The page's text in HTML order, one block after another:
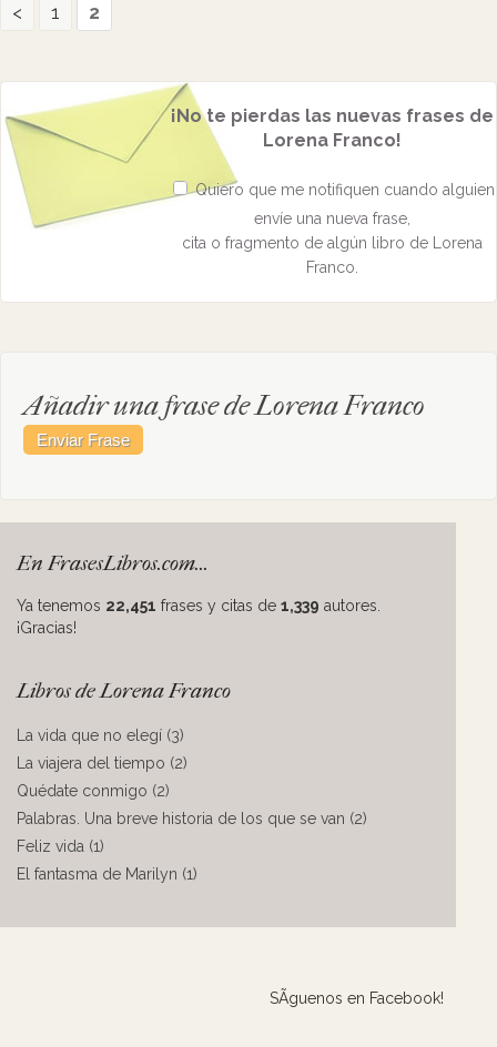
< 1 2
¡No te pierdas las nuevas frases de
Lorena Franco!
Quiero que me notifiquen cuando alguien
envíe una nueva frase,
cita o fragmento de algún libro de Lorena
Franco.
Añadir una frase de Lorena Franco
En FrasesLibros.com...
Ya tenemos 22,451 frases y citas de 1,339 autores.
¡Gracias!
Libros de Lorena Franco
La vida que no elegí (3)
La viajera del tiempo (2)
Quédate conmigo (2)
Palabras. Una breve historia de los que se van (2)
Feliz vida (1)
El fantasma de Marilyn (1)
SÃ­guenos en Facebook!